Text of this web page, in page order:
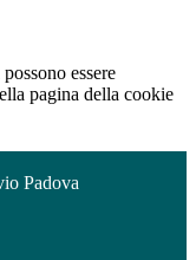
essere
pagina della cookie
Padova